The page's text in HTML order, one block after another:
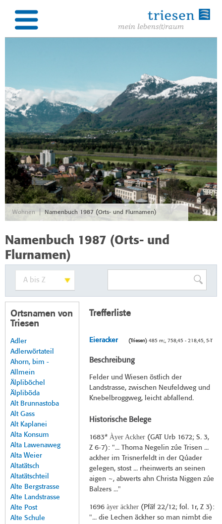
Wohnen | Namenbuch 1987 (Orts- und Flurnamen)
Namenbuch 1987 (Orts- und
Flurnamen)
Ortsnamen von
Triesen
Adler
Adlerwörtateil
Ahorn, bim -
Allmein
Älpliböchel
Älpliböda
Alt Brunnastoba
Alt Gass
Alt Kaplanei
Alta Konsum
Alta Lawenaweg
Alta Weier
Altatätsch
Altatätschteil
Alte Bergstrasse
Alte Landstrasse
Alte Post
Alte Schule
Trefferliste
Eieracker (Triesen)485 m;, 758,45 - 218,45, 5-T
Beschreibung
Felder und Wiesen östlich der
Landstrasse, zwischen Neufeldweg und
Knebelbroggweg, leicht abfallend.
Historische Belege
1683* Àyer Ackher(GAT Urb 1672; S. 3,
Z 6-7): "... Thoma Negelin zúe Trisen ...
ackher im Trisnerfeldt in der Qúader
gelegen, stost ... rheinwerts an seinen
aigen ~, abwerts ahn Christa Niggen zúe
Balzers ..."
1696 àyer äckher( Pfäf 22/12; fol. 1r, Z 3):
"... die Lechen äckher so man nimbt die